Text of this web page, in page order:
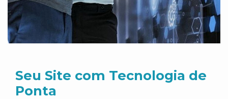
Seu Site com Tecnologia de
Ponta